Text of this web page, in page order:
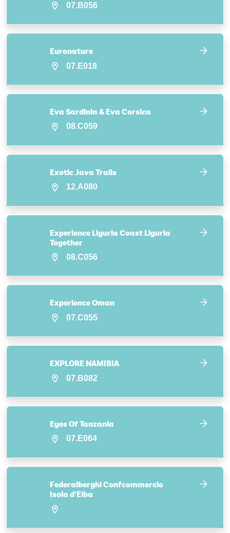
07.B056
Euronature
07.E018
Eva Sardinia & Eva Corsica
08.C059
Exotic Java Trails
12.A080
Experience Liguria Coast Liguria
Together
08.C056
Experience Oman
07.C055
EXPLORE NAMIBIA
07.B082
Eyes Of Tanzania
07.E064
Federalberghi Confcommercio
Isola d’Elba